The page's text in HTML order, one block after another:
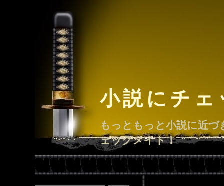
小説にチ
もっともっと小説に近
ェックメイト！